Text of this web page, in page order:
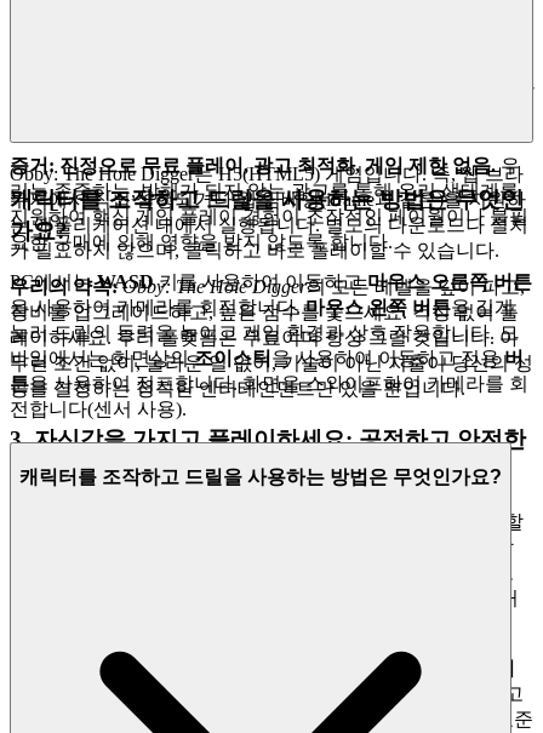
증거: 진정으로 무료 플레이, 광고 최적화, 게임 제한 없음.우
리는 존중하는, 방해가 되지 않는 광고를 통해 우리 생태계를
지원하여 핵심 게임 플레이 경험이 조작적인 페이월이나 불필
요한 구매에 의해 영향을 받지 않도록 합니다.
우리의 약속: Obby: The Hole Digger의 모든 레벨을 깊이 파고,
장비를 업그레이드하고, 높은 점수를 쫓으세요. 걱정 없이 플
레이하세요. 우리 플랫폼은 무료이며 항상 그럴 것입니다. 아
무런 조건 없이, 놀라운 일 없이, 기술이 아닌 지출이 당신의 성
공을 결정하는 정직한 엔터테인먼트만 있을 뿐입니다.
3. 자신감을 가지고 플레이하세요: 공정하고 안전한
환경에 대한 우리의 약속
탁월함을 추구하는 것은 환경이 안전하고 안정적이며 공정할
때만 의미가 있습니다. 우리는 당신의 업적에 완전히 투자할
당신의 데이터가 보호된다는 것을 알 수 있습니다. 훌륭한 커
증거: 강력한 부정행위 방지 시스템 및 엔터프라이즈급 데이
터 개인 정보 보호.우리의 기술 스택은 무단 코드를 감지하고
제거하며 플레이어 데이터 개인 정보 보호가 최고 글로벌 표준
Obby: The Hole Digger는 H5(HTML5) 게임입니다. 즉, 웹 브라
우저에서 직접 실행되거나 웹 임베딩(iframe과 같은)을 지원하
는 애플리케이션 내에서 실행됩니다. 별도의 다운로드나 설치
가 필요하지 않으며, 클릭하고 바로 플레이할 수 있습니다.
캐릭터를 조작하고 드릴을 사용하는 방법은 무엇인
가요?
PC에서는WASD키를 사용하여 이동하고마우스 오른쪽 버튼
을 사용하여 카메라를 회전합니다.마우스 왼쪽 버튼을 길게
눌러 드릴의 동력을 높이고 게임 환경과 상호 작용합니다. 모
바일에서는 화면상의조이스틱 을 사용하여 이동하고 전용버
튼을 사용하여 점프합니다. 화면을 스와이프하여 카메라를 회
전합니다(센서 사용).
캐릭터를 조작하고 드릴을 사용하는 방법은 무엇인가요?